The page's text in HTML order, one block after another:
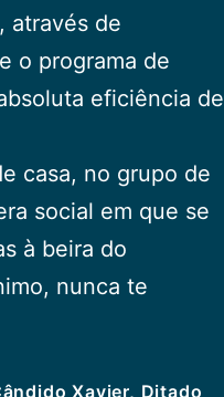
através de
o programa de
eficiência de
casa, no grupo de
social em que se
à beira do
nunca te
Xavier, Ditado